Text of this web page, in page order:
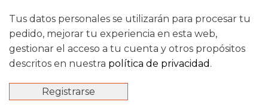
Tus datos personales se utilizarán para procesar tu
pedido, mejorar tu experiencia en esta web,
gestionar el acceso a tu cuenta y otros propósitos
descritos en nuestra política de privacidad .
Registrarse